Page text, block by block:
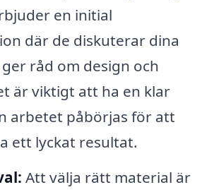
en initial
där de diskuterar dina
råd om design och
är viktigt att ha en klar
arbetet påbörjas för att
ett lyckat resultat.
Att välja rätt material är